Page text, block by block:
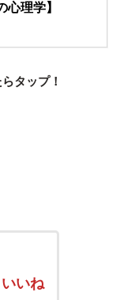
心理学】
タップ！
いいね